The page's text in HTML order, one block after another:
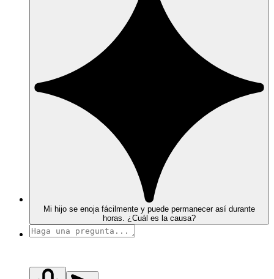
Mi hijo se enoja fácilmente y puede permanecer así durante
horas. ¿Cuál es la causa?